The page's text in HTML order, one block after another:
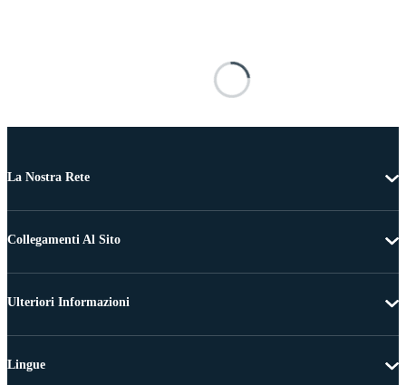
La Nostra Rete
Collegamenti Al Sito
Ulteriori Informazioni
Lingue